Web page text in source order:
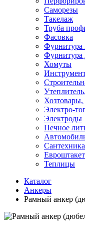
Саморезы
Такелаж
Труба
Фасовка
Фурнитура
Фурнитура
Хомуты
Хозтовары,
Электро-
Электроды
Печное
Сантехника
Теплицы
Каталог
Анкеры
Рамный анкер